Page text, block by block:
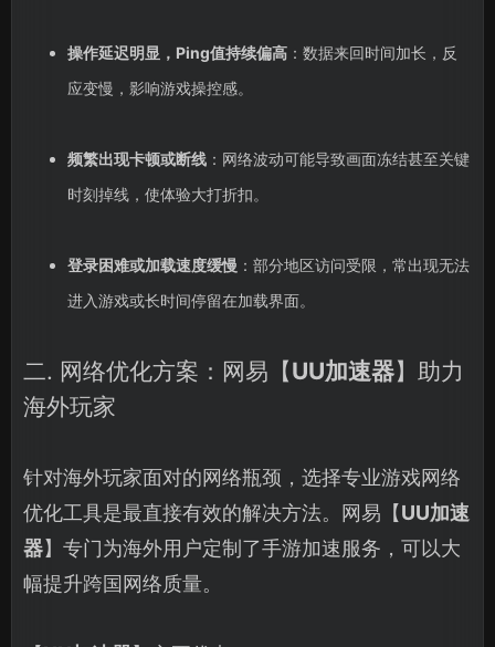
操作延迟明显，Ping值持续偏高：数据来回时间加长，反
应变慢，影响游戏操控感。
频繁出现卡顿或断线：网络波动可能导致画面冻结甚至关键
时刻掉线，使体验大打折扣。
登录困难或加载速度缓慢 ：部分地区访问受限，常出现无法
进入游戏或长时间停留在加载界面。
二. 网络优化方案：网易【UU加速器】助力
海外玩家
针对海外玩家面对的网络瓶颈，选择专业游戏网络
优化工具是最直接有效的解决方法。网易【UU加速
器】专门为海外用户定制了手游加速服务，可以大
幅提升跨国网络质量。